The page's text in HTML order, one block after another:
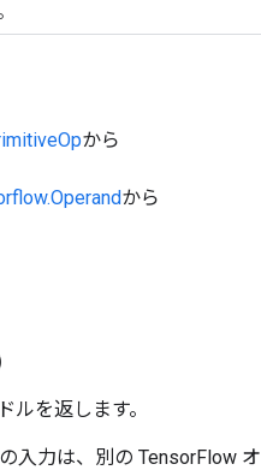
から
から
ルを返します。
入力は、別の TensorFlow